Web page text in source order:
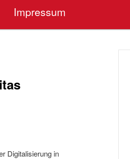
Impressum
Digitalisierung in